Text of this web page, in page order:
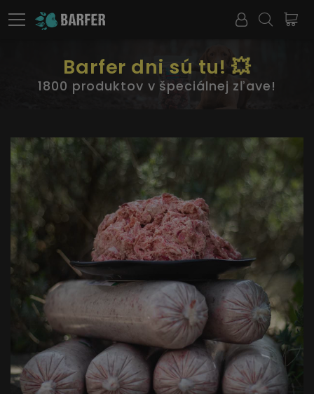
Barfer dni sú tu! 💥
1800 produktov v špeciálnej zľave!